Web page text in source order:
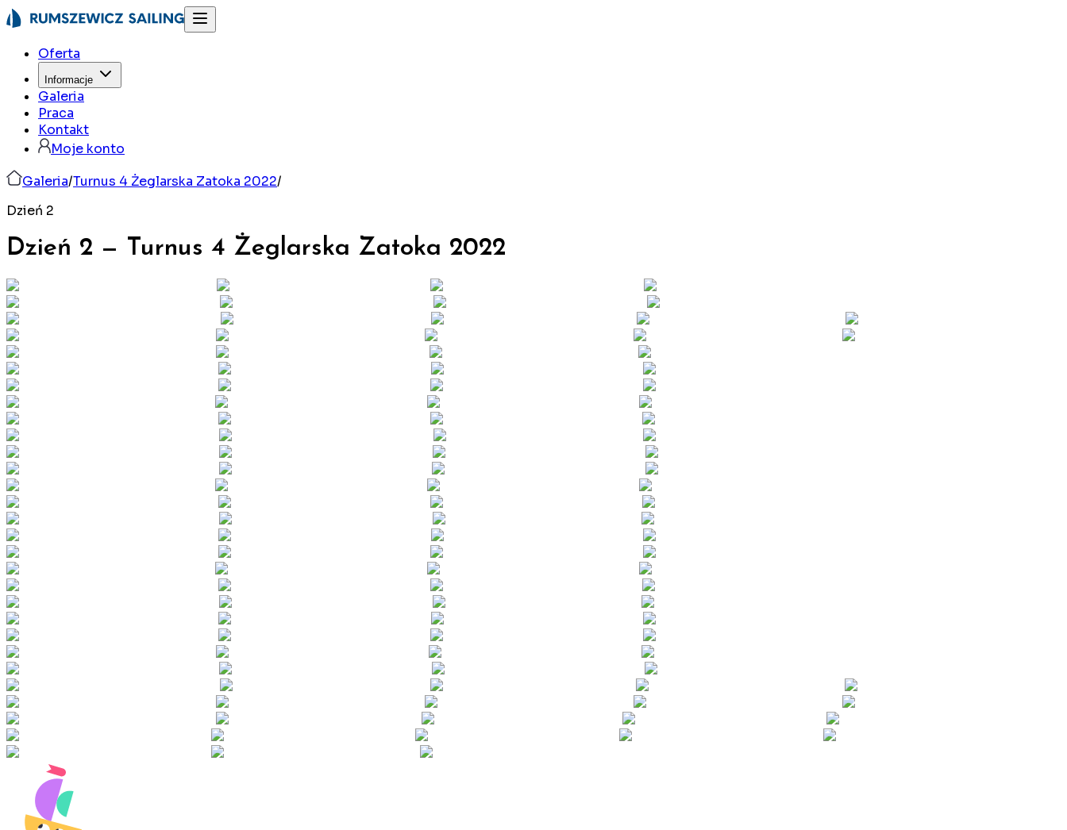
Oferta
Informacje
Galeria
Praca
Kontakt
Moje konto
Galeria/Turnus 4 Żeglarska Zatoka 2022/
Dzień 2
Dzień 2 — Turnus 4 Żeglarska Zatoka 2022